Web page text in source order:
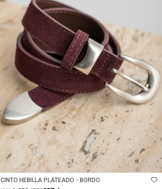
Talle
CINTO HEBILLA PLATEADO - BORDO